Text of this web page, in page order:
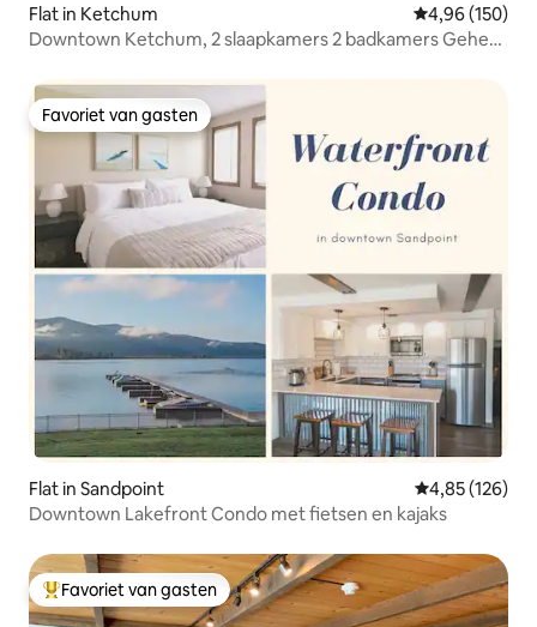
Flat in Ketchum Gemiddelde
4,96 (150)
Downtown Ketchum, 2 slaapkamers 2 badkamers Geheel
Favoriet van gasten
Favoriet van gasten
Flat in Sandpoint Gemiddelde
4,85 (126)
Downtown Lakefront Condo met fietsen en kajaks
Topfavoriet van gasten
Favoriet van gasten